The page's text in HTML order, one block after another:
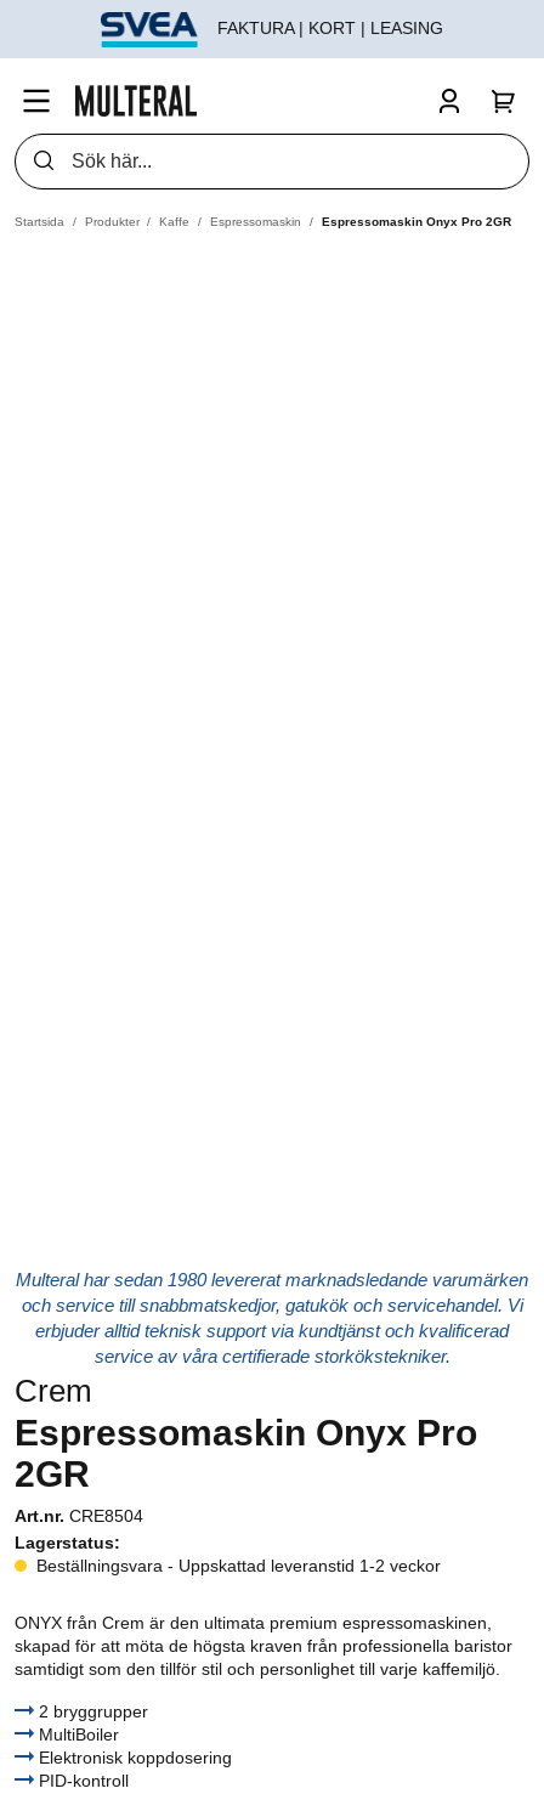
FAKTURA | KORT | LEASING
Startsida Produkter Kaffe Espressomaskin Espressomaskin Onyx Pro 2GR
Multeral har sedan 1980 levererat marknadsledande varumärken
och service till snabbmatskedjor, gatukök och servicehandel. Vi
erbjuder alltid teknisk support via kundtjänst och kvalificerad
service av våra certifierade storkökstekniker.
Crem
Espressomaskin Onyx Pro
2GR
Art.nr. CRE8504
Lagerstatus:
Beställningsvara - Uppskattad leveranstid 1-2 veckor
ONYX från Crem är den ultimata premium espressomaskinen,
skapad för att möta de högsta kraven från professionella baristor
samtidigt som den tillför stil och personlighet till varje kaffemiljö.
2 bryggrupper
MultiBoiler
Elektronisk koppdosering
PID-kontroll